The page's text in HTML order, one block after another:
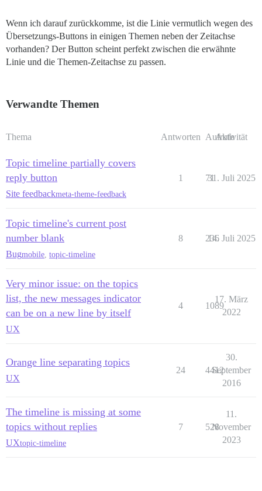
Wenn ich darauf zurückkomme, ist die Linie vermutlich wegen des
Übersetzungs-Buttons in einigen Themen neben der Zeitachse
vorhanden? Der Button scheint perfekt zwischen die erwähnte
Linie und die Themen-Zeitachse zu passen.
Verwandte Themen
Thema Antworten Aufrufe
Aktivität
Topic timeline partially covers
reply button
Site feedbackmeta-theme-feedback
1 71
31. Juli 2025
Topic timeline's current post
number blank
Bugmobile topic-timeline
8 236
14. Juli 2025
Very minor issue: on the topics
list, the new messages indicator
can be on a new line by itself
UX
4 1089
17. März
2022
Orange line separating topics
UX
24 4412
30.
September
2016
The timeline is missing at some
topics without replies
UXtopic-timeline
7 528
11.
November
2023